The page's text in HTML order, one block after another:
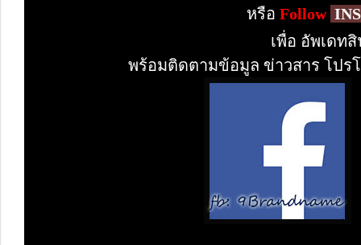
หรือ Follow
เพื่อ อัพเดท
พร้อมติดตามข้อมูล ข่าวสาร โปร